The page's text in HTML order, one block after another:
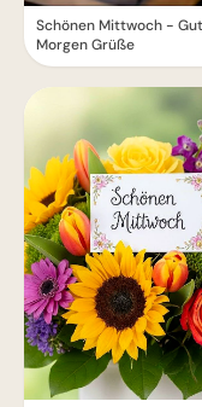
Schönen Mittwoch -
Morgen Grüße